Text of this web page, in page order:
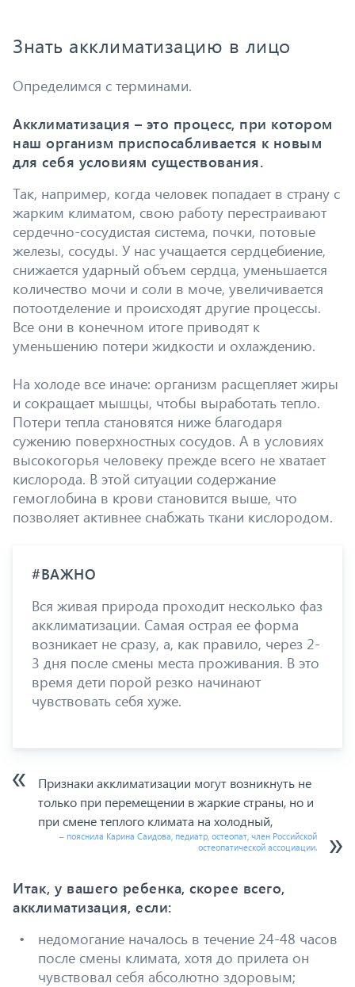
Знать акклиматизацию в лицо
Определимся с терминами.
Акклиматизация – это процесс, при котором
наш организм приспосабливается к новым
для себя условиям существования.
Так, например, когда человек попадает в страну с
жарким климатом, свою работу перестраивают
сердечно-сосудистая система, почки, потовые
железы, сосуды. У нас учащается сердцебиение,
снижается ударный объем сердца, уменьшается
количество мочи и соли в моче, увеличивается
потоотделение и происходят другие процессы.
Все они в конечном итоге приводят к
уменьшению потери жидкости и охлаждению.
На холоде все иначе: организм расщепляет жиры
и сокращает мышцы, чтобы выработать тепло.
Потери тепла становятся ниже благодаря
сужению поверхностных сосудов. А в условиях
высокогорья человеку прежде всего не хватает
кислорода. В этой ситуации содержание
гемоглобина в крови становится выше, что
позволяет активнее снабжать ткани кислородом.
#ВАЖНО
Вся живая природа проходит несколько фаз
акклиматизации. Самая острая ее форма
возникает не сразу, а, как правило, через 2-
3 дня после смены места проживания. В это
время дети порой резко начинают
чувствовать себя хуже.
Признаки акклиматизации могут возникнуть не
только при перемещении в жаркие страны, но и
при смене теплого климата на холодный,
– пояснила Карина Саидова, педиатр, остеопат, член Российской
остеопатической ассоциации.
Итак, у вашего ребенка, скорее всего,
акклиматизация, если:
недомогание началось в течение 24-48 часов
после смены климата, хотя до прилета он
чувствовал себя абсолютно здоровым;